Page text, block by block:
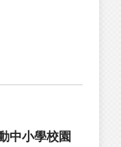
中小學校園